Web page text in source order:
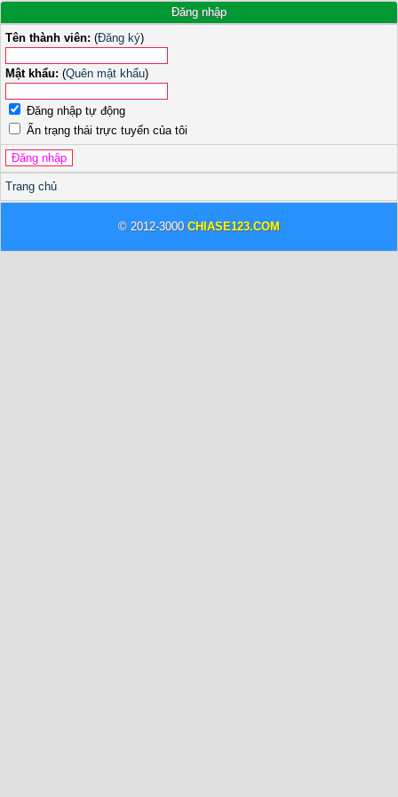
Đăng nhập
Tên thành viên: (Đăng ký)
Mật khẩu: (Quên mật khẩu)
Đăng nhập tự động
Ẩn trạng thái trực tuyến của tôi
Trang chủ
© 2012-3000 CHIASE123.COM